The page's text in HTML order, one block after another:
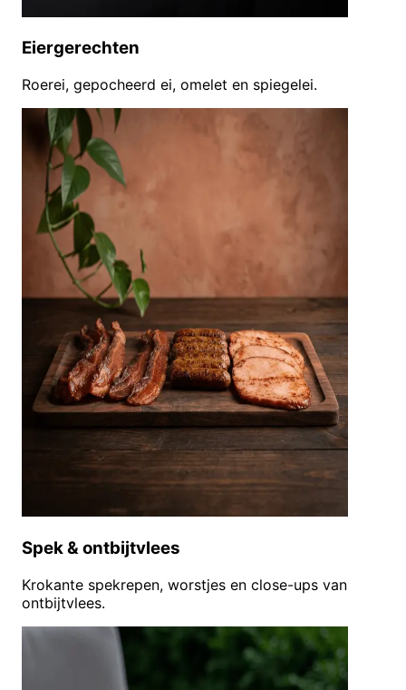
Eiergerechten
Roerei, gepocheerd ei, omelet en spiegelei.
Spek & ontbijtvlees
Krokante spekrepen, worstjes en close-ups van
ontbijtvlees.